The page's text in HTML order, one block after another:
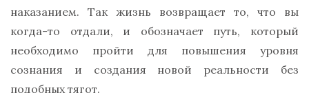
наказанием. Так жизнь возвращает то, что вы
когда-то отдали, и обозначает путь, который
необходимо пройти для повышения уровня
сознания и создания новой реальности без
подобных тягот.